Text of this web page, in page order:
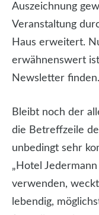
Auszeichnung
Veranstaltung
Haus erweitert.
erwähnenswert
Newsletter finden.
Bleibt noch der
die Betreffzeile
unbedingt sehr
„Hotel
verwenden,
lebendig,